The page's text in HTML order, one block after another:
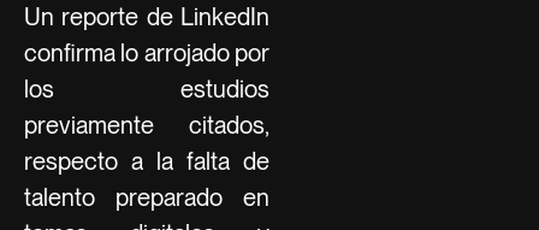
Un reporte de LinkedIn
confirma lo arrojado por
los estudios
previamente citados,
respecto a la falta de
talento preparado en